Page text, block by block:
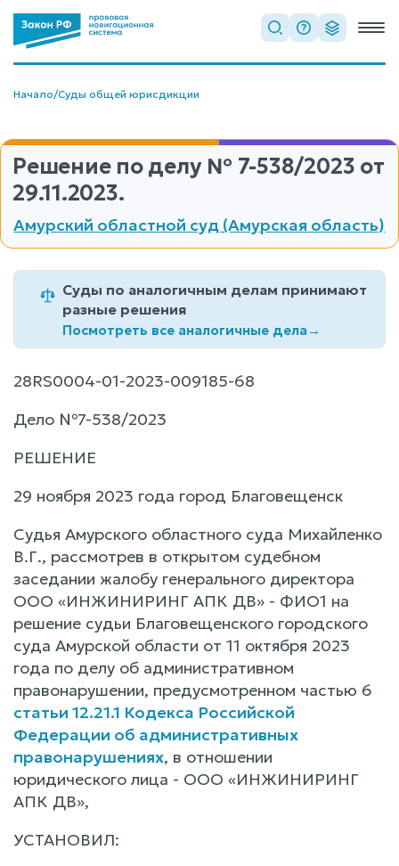
Начало/Суды общей юрисдикции
Решение по делу № 7-538/2023 от
29.11.2023.
Амурский областной суд (Амурская область)
Суды по аналогичным делам принимают
разные решения
Посмотреть все аналогичные дела→
28RS0004-01-2023-009185-68
Дело №7-538/2023
РЕШЕНИЕ
29 ноября 2023 года город Благовещенск
Судья Амурского областного суда Михайленко
В.Г., рассмотрев в открытом судебном
заседании жалобу генерального директора
ООО «ИНЖИНИРИНГ АПК ДВ» - ФИО1 на
решение судьи Благовещенского городского
суда Амурской области от 11 октября 2023
года по делу об административном
правонарушении, предусмотренном частью 6
статьи 12.21.1 Кодекса Российской
Федерации об административных
правонарушениях, в отношении
юридического лица - ООО «ИНЖИНИРИНГ
АПК ДВ»,
УСТАНОВИЛ: